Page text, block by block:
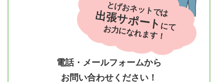
電話・メールフォームから
お問い合わせください！
とげおネットでは
出張サポートにて
お力になれます！